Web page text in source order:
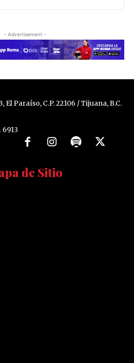
- Advertisement -
El Paraíso, C.P. 22106 / Tijuana, B.C.
de Sitio